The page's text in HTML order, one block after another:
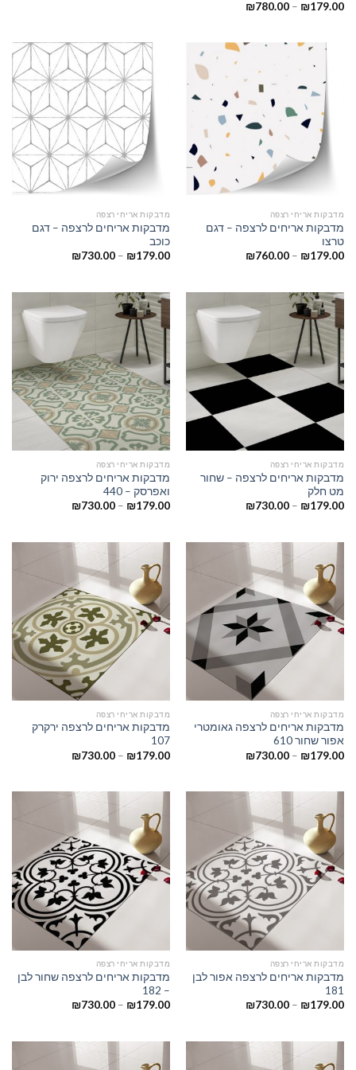
₪179.00
–
₪780.00
מדבקות אריחי רצפה
מדבקות אריחים לרצפה – דגם
טרצו
₪179.00
–
₪760.00
מדבקות אריחי רצפה
מדבקות אריחים לרצפה – דגם
כוכב
₪179.00
–
₪730.00
מדבקות אריחי רצפה
מדבקות אריחים לרצפה – שחור
מט חלק
₪179.00
–
₪730.00
מדבקות אריחי רצפה
מדבקות אריחים לרצפה ירוק
ואפרסק – 440
₪179.00
–
₪730.00
מדבקות אריחי רצפה
מדבקות אריחים לרצפה גאומטרי
אפור שחור 610
₪179.00
–
₪730.00
מדבקות אריחי רצפה
מדבקות אריחים לרצפה ירקרק
107
₪179.00
–
₪730.00
מדבקות אריחי רצפה
מדבקות אריחים לרצפה אפור לבן
181
₪179.00
–
₪730.00
מדבקות אריחי רצפה
מדבקות אריחים לרצפה שחור לבן
– 182
₪179.00
–
₪730.00